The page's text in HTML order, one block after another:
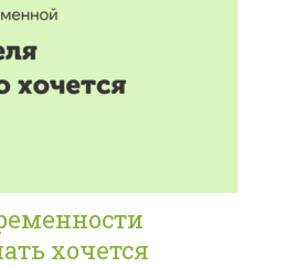
хочется